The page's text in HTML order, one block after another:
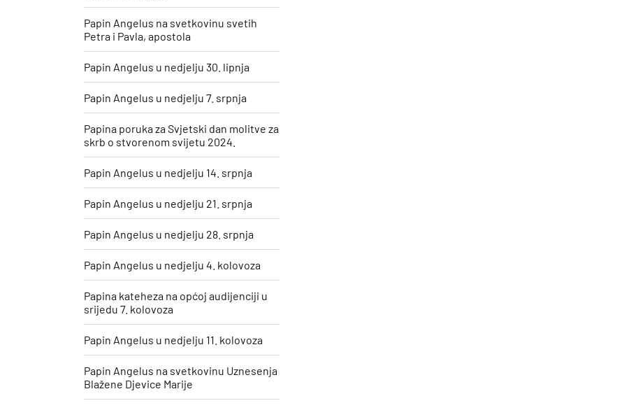
Papin Angelus na svetkovinu svetih
Petra i Pavla, apostola
Papin Angelus u nedjelju 30. lipnja
Papin Angelus u nedjelju 7. srpnja
Papina poruka za Svjetski dan molitve za
skrb o stvorenom svijetu 2024.
Papin Angelus u nedjelju 14. srpnja
Papin Angelus u nedjelju 21. srpnja
Papin Angelus u nedjelju 28. srpnja
Papin Angelus u nedjelju 4. kolovoza
Papina kateheza na općoj audijenciji u
srijedu 7. kolovoza
Papin Angelus u nedjelju 11. kolovoza
​Papin Angelus na svetkovinu Uznesenja
Blažene Djevice Marije